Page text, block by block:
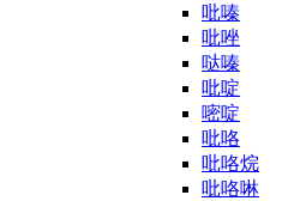
吡嗪
吡唑
哒嗪
吡啶
嘧啶
吡咯
吡咯烷
吡咯啉